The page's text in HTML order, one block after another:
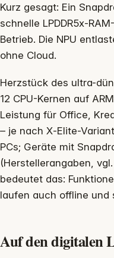
Kurz gesagt: Ein
schnelle LPDDR5x-
Betrieb. Die NPU
ohne Cloud.
Herzstück des ultra-
12 CPU-Kernen auf
Leistung für Office,
– je nach X‑Elite-
PCs; Geräte mit
(Herstellerangaben, vgl.
bedeutet das:
laufen auch offline und
Auf den digitalen